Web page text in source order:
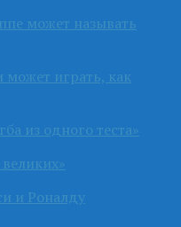
может называть
играть, как
из одного теста»
и Роналду